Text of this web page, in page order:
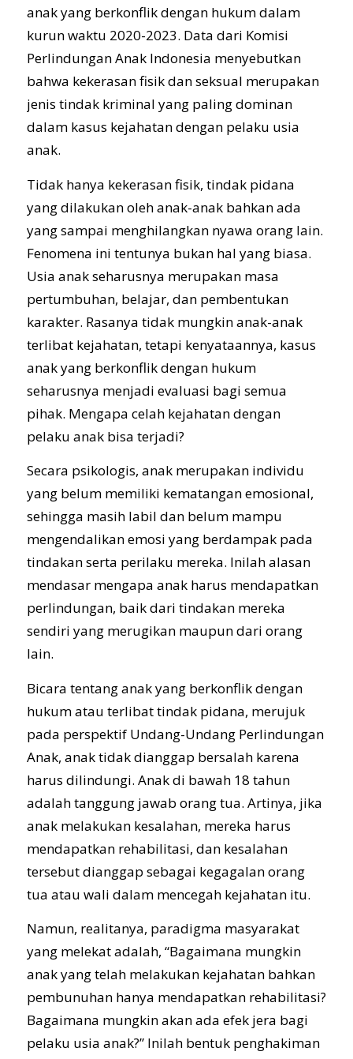
anak yang berkonflik dengan hukum dalam
kurun waktu 2020-2023. Data dari Komisi
Perlindungan Anak Indonesia menyebutkan
bahwa kekerasan fisik dan seksual merupakan
jenis tindak kriminal yang paling dominan
dalam kasus kejahatan dengan pelaku usia
anak.
Tidak hanya kekerasan fisik, tindak pidana
yang dilakukan oleh anak-anak bahkan ada
yang sampai menghilangkan nyawa orang lain.
Fenomena ini tentunya bukan hal yang biasa.
Usia anak seharusnya merupakan masa
pertumbuhan, belajar, dan pembentukan
karakter. Rasanya tidak mungkin anak-anak
terlibat kejahatan, tetapi kenyataannya, kasus
anak yang berkonflik dengan hukum
seharusnya menjadi evaluasi bagi semua
pihak. Mengapa celah kejahatan dengan
pelaku anak bisa terjadi?
Secara psikologis, anak merupakan individu
yang belum memiliki kematangan emosional,
sehingga masih labil dan belum mampu
mengendalikan emosi yang berdampak pada
tindakan serta perilaku mereka. Inilah alasan
mendasar mengapa anak harus mendapatkan
perlindungan, baik dari tindakan mereka
sendiri yang merugikan maupun dari orang
lain.
Bicara tentang anak yang berkonflik dengan
hukum atau terlibat tindak pidana, merujuk
pada perspektif Undang-Undang Perlindungan
Anak, anak tidak dianggap bersalah karena
harus dilindungi. Anak di bawah 18 tahun
adalah tanggung jawab orang tua. Artinya, jika
anak melakukan kesalahan, mereka harus
mendapatkan rehabilitasi, dan kesalahan
tersebut dianggap sebagai kegagalan orang
tua atau wali dalam mencegah kejahatan itu.
Namun, realitanya, paradigma masyarakat
yang melekat adalah, “Bagaimana mungkin
anak yang telah melakukan kejahatan bahkan
pembunuhan hanya mendapatkan rehabilitasi?
Bagaimana mungkin akan ada efek jera bagi
pelaku usia anak?” Inilah bentuk penghakiman